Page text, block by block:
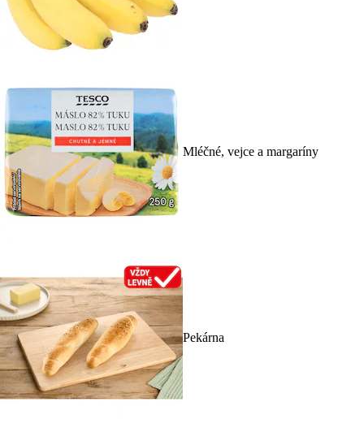
Mléčné, vejce a margaríny
Pekárna